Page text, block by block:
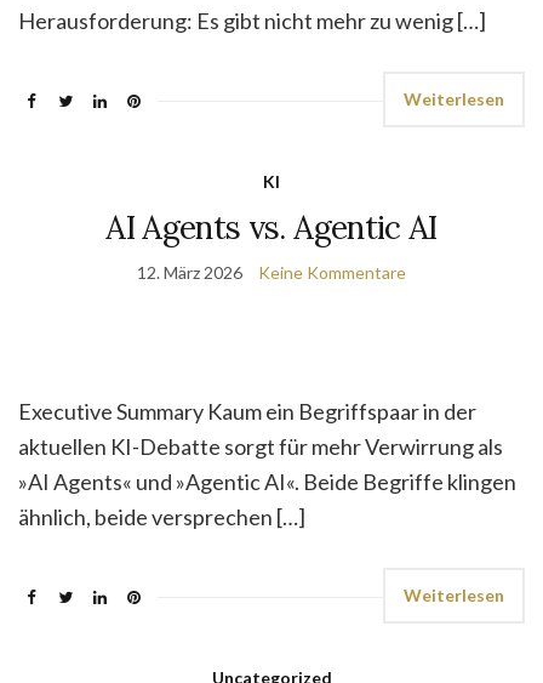
Herausforderung: Es gibt nicht mehr zu wenig […]
Weiterlesen
KI
AI Agents vs. Agentic AI
12. März 2026 Keine Kommentare
Executive Summary Kaum ein Begriffspaar in der
aktuellen KI-Debatte sorgt für mehr Verwirrung als
»AI Agents« und »Agentic AI«. Beide Begriffe klingen
ähnlich, beide versprechen […]
Weiterlesen
Uncategorized